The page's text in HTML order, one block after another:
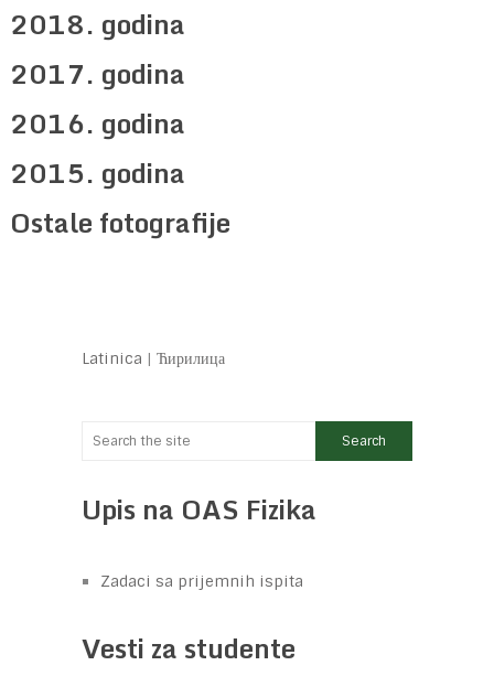
2018. godina
2017. godina
2016. godina
2015. godina
Ostale fotografije
Latinica | Ћирилица
Upis na OAS Fizika
Zadaci sa prijemnih ispita
Vesti za studente